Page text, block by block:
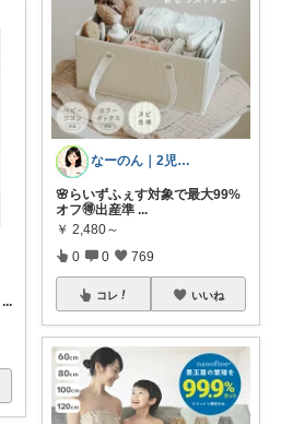
...
なーのん｜2児ワーママ＊育児/時短
🌸らいずふぇす対象で最大99%
オフ🉐出産準 ...
￥ 2,480～
0 0 769
コレ いいね